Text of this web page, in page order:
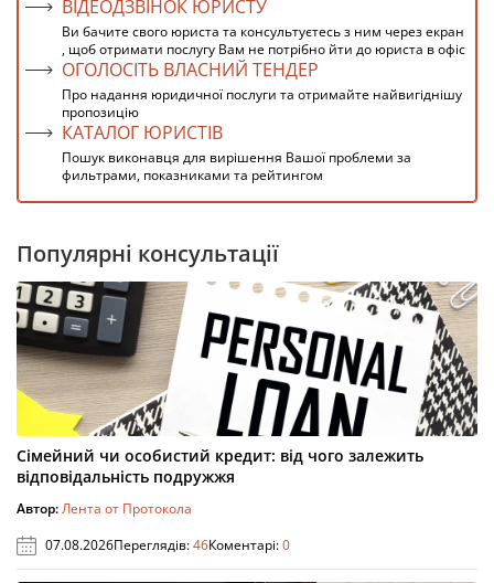
ВІДЕОДЗВІНОК ЮРИСТУ
Ви бачите свого юриста та консультуєтесь з ним через екран
, щоб отримати послугу Вам не потрібно йти до юриста в офіс
ОГОЛОСІТЬ ВЛАСНИЙ ТЕНДЕР
Про надання юридичної послуги та отримайте найвигіднішу
пропозицію
КАТАЛОГ ЮРИСТІВ
Пошук виконавця для вирішення Вашої проблеми за
фильтрами, показниками та рейтингом
Популярні консультації
Сімейний чи особистий кредит: від чого залежить
відповідальність подружжя
Автор:Лента от Протокола
07.08.2026Переглядів:46Коментарі:0